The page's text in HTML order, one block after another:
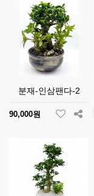
분재-인삼팬다-2
90,000원